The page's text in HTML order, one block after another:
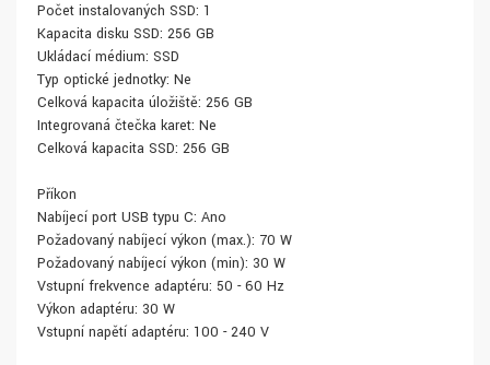
Počet instalovaných SSD: 1
Kapacita disku SSD: 256 GB
Ukládací médium: SSD
Typ optické jednotky: Ne
Celková kapacita úložiště: 256 GB
Integrovaná čtečka karet: Ne
Celková kapacita SSD: 256 GB
Příkon
Nabíjecí port USB typu C: Ano
Požadovaný nabíjecí výkon (max.): 70 W
Požadovaný nabíjecí výkon (min): 30 W
Vstupní frekvence adaptéru: 50 - 60 Hz
Výkon adaptéru: 30 W
Vstupní napětí adaptéru: 100 - 240 V